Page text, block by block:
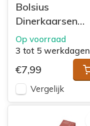
Bolsius
Dinerkaarsen
170/20 doos 8
Delicate Red
Op voorraad
3 tot 5 werkdagen
€7,99
Vergelijk